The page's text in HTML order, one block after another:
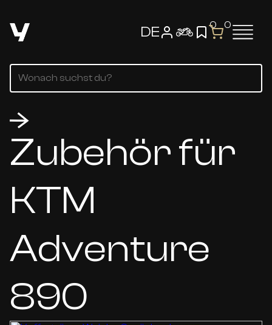
DE 0 0
Zubehör für
KTM
Adventure
890